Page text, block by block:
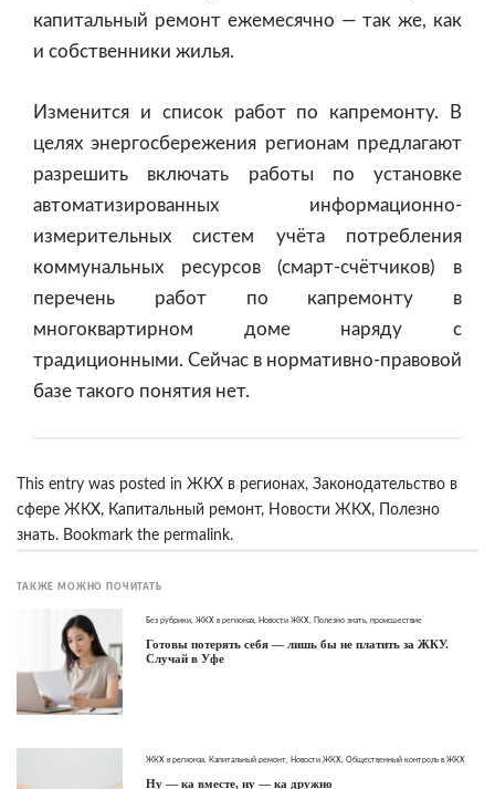
капитальный ремонт ежемесячно — так же, как
и собственники жилья.
Изменится и список работ по капремонту. В
целях энергосбережения регионам предлагают
разрешить включать работы по установке
автоматизированных информационно-
измерительных систем учёта потребления
коммунальных ресурсов (смарт-счётчиков) в
перечень работ по капремонту в
многоквартирном доме наряду с
традиционными. Сейчас в нормативно-правовой
базе такого понятия нет.
This entry was posted in ЖКХ в регионах, Законодательство в
сфере ЖКХ, Капитальный ремонт, Новости ЖКХ,
Полезно
знать. Bookmark the permalink.
ТАКЖЕ МОЖНО ПОЧИТАТЬ
Без рубрики ЖКХ в регионах Новости ЖКХ Полезно знать, происшествие
Готовы потерять себя — лишь бы не платить за ЖКУ.
Случай в Уфе
ЖКХ в регионах Капитальный ремонт Новости ЖКХ Общественный контроль в ЖКХ
Ну — ка вместе, ну — ка дружно